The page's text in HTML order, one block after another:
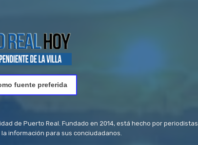
fuente preferida
de Puerto Real. Fundado en 2014, está hecho por periodistas
información para sus conciudadanos.